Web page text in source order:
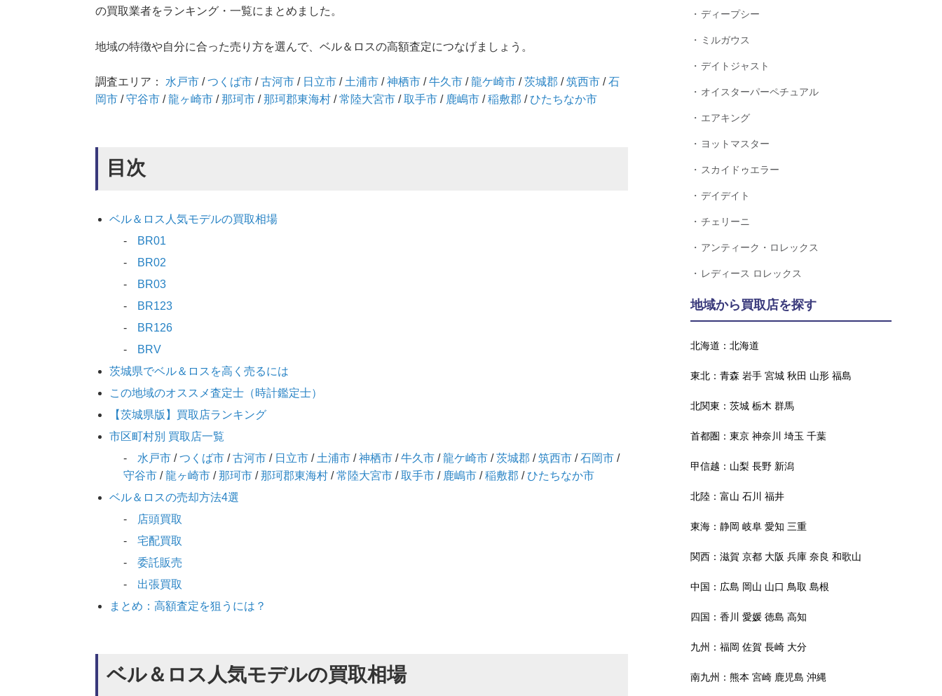
の買取業者をランキング・一覧にまとめました。
地域の特徴や自分に合った売り方を選んで、ベル＆ロスの高額査定につなげましょう。
調査エリア： 水戸市 /つくば市 /古河市 / 日立市 / 土浦市 /神栖市 /牛久市 /龍ケ崎市 /茨城郡 /筑西市 /石
岡市 /守谷市 /龍ヶ崎市 /那珂市 /那珂郡東海村 /常陸大宮市 /取手市 / 鹿嶋市 /稲敷郡 /ひたちなか市
目次
ベル＆ロス人気モデルの買取相場
BR01
BR02
BR03
BR123
BR126
BRV
茨城県でベル＆ロスを高く売るには
この地域のオススメ査定士（時計鑑定士）
【茨城県版】買取店ランキング
市区町村別 買取店一覧
水戸市 /つくば市 /古河市 / 日立市 / 土浦市 /神栖市 /牛久市 /龍ケ崎市 /茨城郡 /筑西市 /石岡市 /
守谷市 /龍ヶ崎市 /那珂市 /那珂郡東海村 /常陸大宮市 /取手市 / 鹿嶋市 /稲敷郡 /ひたちなか市
ベル＆ロスの売却方法4選
店頭買取
宅配買取
委託販売
出張買取
まとめ：高額査定を狙うには？
ベル＆ロス人気モデルの買取相場
ディープシー
ミルガウス
デイトジャスト
オイスターパーペチュアル
エアキング
ヨットマスター
スカイドゥエラー
デイデイト
チェリーニ
アンティーク・ロレックス
レディース ロレックス
地域から買取店を探す
北海道： 北海道
東北： 青森 岩手 宮城 秋田 山形 福島
北関東： 茨城 栃木 群馬
首都圏： 東京 神奈川 埼玉 千葉
甲信越： 山梨 長野 新潟
北陸： 富山 石川 福井
東海： 静岡 岐阜 愛知 三重
関西： 滋賀 京都 大阪 兵庫 奈良 和歌山
中国： 広島 岡山 山口 鳥取 島根
四国： 香川 愛媛 徳島 高知
九州： 福岡 佐賀 長崎 大分
南九州： 熊本 宮崎 鹿児島 沖縄